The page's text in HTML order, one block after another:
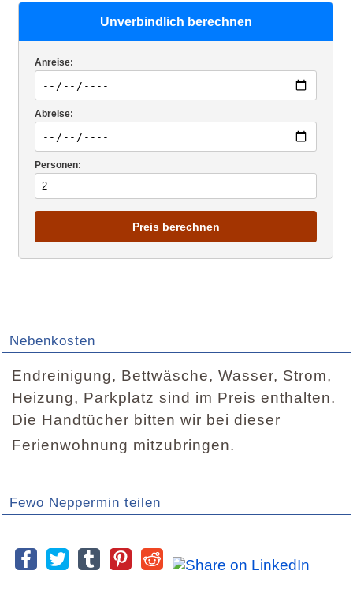
Unverbindlich berechnen
Anreise:
Abreise:
Personen:
Preis berechnen
Nebenkosten
Endreinigung, Bettwäsche, Wasser, Strom,
Heizung, Parkplatz sind im Preis enthalten.
Die Handtücher bitten wir bei dieser
Ferienwohnung mitzubringen.
Fewo Neppermin teilen